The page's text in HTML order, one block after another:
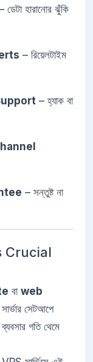
ডেটা হারানোর ঝুঁকি
– রিয়েলটাইম
– হ্যাক বা
– সন্তুষ্ট না
Crucial
বা web
সেটআপে
গতি থেমে